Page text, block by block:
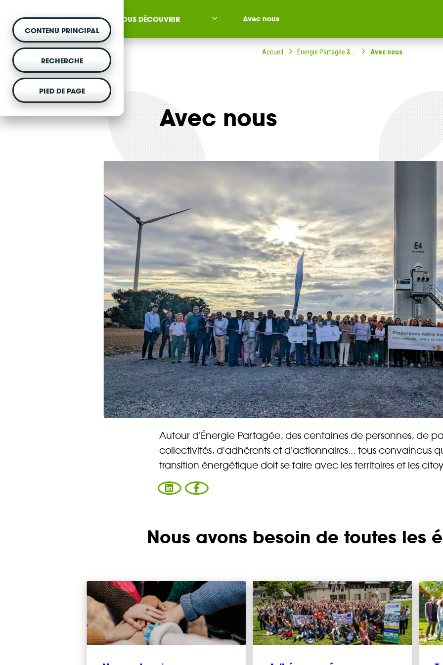
CONTENU PRINCIPAL
RECHERCHE
PIED DE PAGE
MONTER UN PROJET
Vous souhaitez être accompagné dans votre
projet d'énergie renouvelable citoyenne ?
DÉCOUVRIR
Énergie Partagée accompagne les initiatives
de production d'énergie renouvelable qui
associent les habitants et acteurs de leur
territoire.
Chaque mois,
l'énergie
Votre
NOUS DÉCOUVRIR Avec nous
Accueil Énergie Partagée & ... Avec nous
Avec nous
Autour d'Énergie Partagée, des centaines de personnes, de
collectivités, d'adhérents et d'actionnaires... tous convaincus
transition énergétique doit se faire avec les territoires et les
Nous avons besoin de toutes les
Vous entrez sur notre plateforme de souscription CoopHub